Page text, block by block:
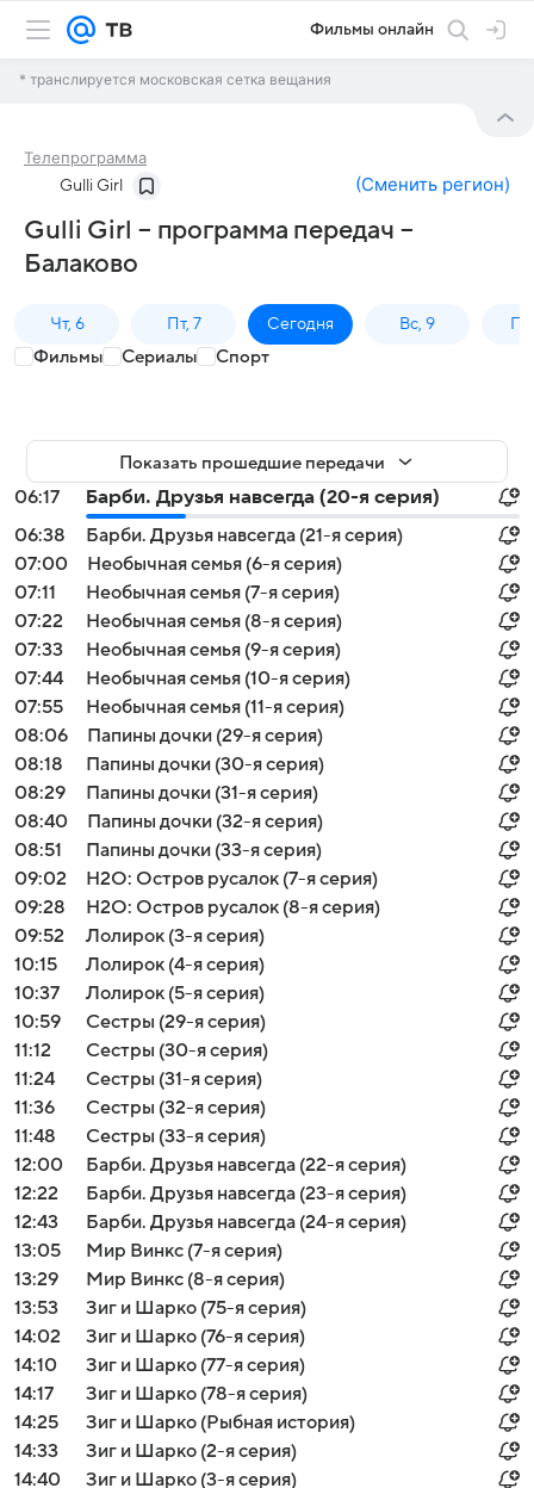
Фильмы онлайн
* транслируется московская сетка вещания
Телепрограмма
Gulli Girl (Сменить регион)
Gulli Girl – программа передач –
Балаково
Чт, 6 Пт, 7 Сегодня Вс, 9
Фильмы Сериалы Спорт
Показать прошедшие передачи
06:17
Барби. Друзья навсегда (20-я серия)
06:38
Барби. Друзья навсегда (21-я серия)
07:00
Необычная семья (6-я серия)
07:11
Необычная семья (7-я серия)
07:22
Необычная семья (8-я серия)
07:33
Необычная семья (9-я серия)
07:44
Необычная семья (10-я серия)
07:55
Необычная семья (11-я серия)
08:06
Папины дочки (29-я серия)
08:18
Папины дочки (30-я серия)
08:29
Папины дочки (31-я серия)
08:40
Папины дочки (32-я серия)
08:51
Папины дочки (33-я серия)
09:02
H2O: Остров русалок (7-я серия)
09:28
H2O: Остров русалок (8-я серия)
09:52
Лолирок (3-я серия)
10:15
Лолирок (4-я серия)
10:37
Лолирок (5-я серия)
10:59
Сестры (29-я серия)
11:12
Сестры (30-я серия)
11:24
Сестры (31-я серия)
11:36
Сестры (32-я серия)
11:48
Сестры (33-я серия)
12:00
Барби. Друзья навсегда (22-я серия)
12:22
Барби. Друзья навсегда (23-я серия)
12:43
Барби. Друзья навсегда (24-я серия)
13:05
Мир Винкс (7-я серия)
13:29
Мир Винкс (8-я серия)
13:53
Зиг и Шарко (75-я серия)
14:02
Зиг и Шарко (76-я серия)
14:10
Зиг и Шарко (77-я серия)
14:17
Зиг и Шарко (78-я серия)
14:25
Зиг и Шарко (Рыбная история)
14:33
Зиг и Шарко (2-я серия)
14:40
Зиг и Шарко (3-я серия)